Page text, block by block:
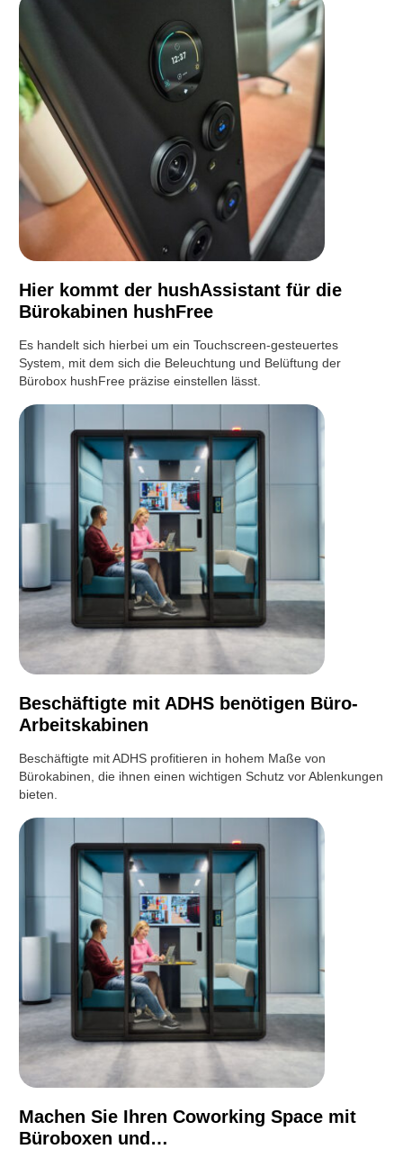
Hier kommt der hushAssistant für die
Bürokabinen hushFree
Es handelt sich hierbei um ein Touchscreen-gesteuertes
System, mit dem sich die Beleuchtung und Belüftung der
Bürobox hushFree präzise einstellen lässt.
Beschäftigte mit ADHS benötigen Büro-
Arbeitskabinen
Beschäftigte mit ADHS profitieren in hohem Maße von
Bürokabinen, die ihnen einen wichtigen Schutz vor Ablenkungen
bieten.
Machen Sie Ihren Coworking Space mit
Büroboxen und…